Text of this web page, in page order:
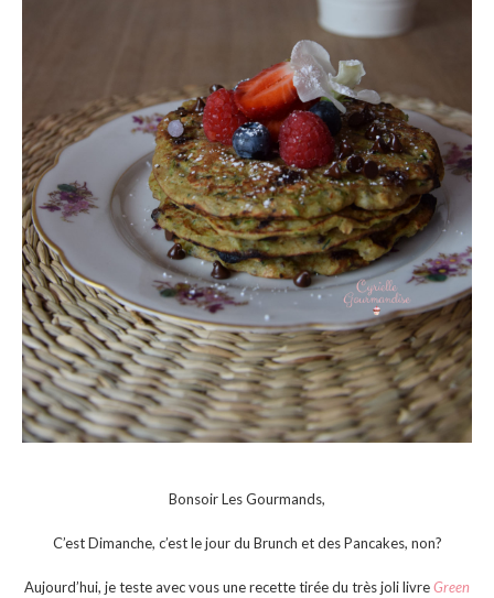
Bonsoir Les Gourmands,
C’est Dimanche, c’est le jour du Brunch et des Pancakes, non?
Aujourd’hui, je teste avec vous une recette tirée du très joli livreGreen